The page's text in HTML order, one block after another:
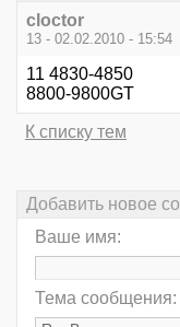
cloctor
13 - 02.02.2010 - 15:54
11 4830-4850
8800-9800GT
К списку тем
Добавить новое
Ваше имя:
Тема сообщения: